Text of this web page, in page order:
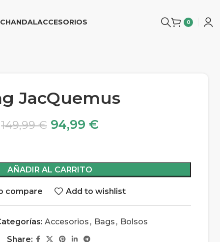
CHANDALACCESORIOS 0
JacQuemus
149,99€ 94,99 €
AÑADIR AL CARRITO
compare Add to wishlist
Accesorios , Bags , Bolsos
Share: